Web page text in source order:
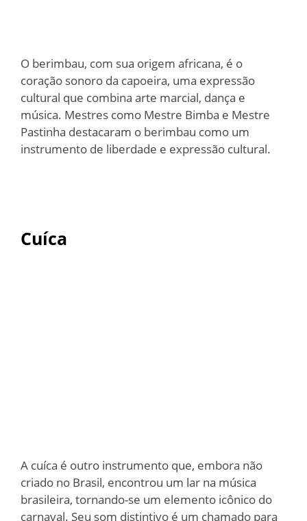
O berimbau, com sua origem africana, é o
coração sonoro da capoeira, uma expressão
cultural que combina arte marcial, dança e
música. Mestres como Mestre Bimba e Mestre
Pastinha destacaram o berimbau como um
instrumento de liberdade e expressão cultural.
Cuíca
A cuíca é outro instrumento que, embora não
criado no Brasil, encontrou um lar na música
brasileira, tornando-se um elemento icônico do
carnaval. Seu som distintivo é um chamado para